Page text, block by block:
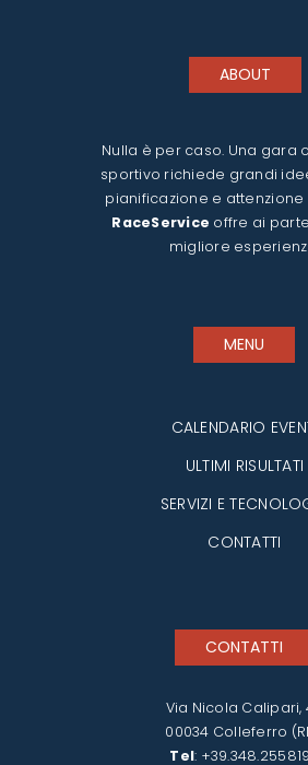
ABOUT
Nulla è per caso. Una gara
sportivo richiede grandi
pianificazione e attenzione
RaceService offre ai
migliore
MENU
CALENDARIO
ULTIMI RISULTATI
SERVIZI E
CONTATTI
CONTATTI
Via Nicola Calipari,
00034 Colleferro
Tel: